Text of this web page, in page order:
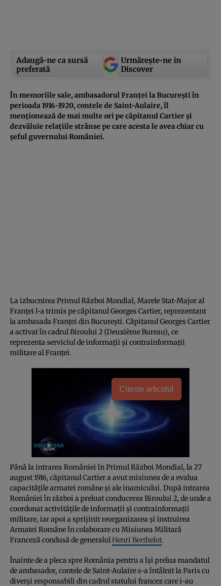
Adaugă-ne ca sursă
preferată
Urmărește-ne in
Discover
În memoriile sale, ambasadorul Franței la București în
perioada 1916-1920, contele de Saint-Aulaire, îl
menționează de mai multe ori pe căpitanul Cartier și
dezvăluie relațiile strânse pe care acesta le avea chiar cu
șeful guvernului României.
La izbucnirea Primul Război Mondial, Marele Stat-Major al
Franței l-a trimis pe căpitanul Georges Cartier, reprezentant
la ambasada Franței din București. Căpitanul Georges Cartier
a activat în cadrul Biroului 2 (Deuxième Bureau), ce
reprezenta serviciul de informații și contrainformații
militare al Franței.
Citește articolul
Până la intrarea României în Primul Război Mondial, la 27
august 1916, căpitanul Cartier a avut misiunea de a evalua
capacitățile armatei române și ale inamicului. După intrarea
României în război a preluat conducerea Biroului 2, de unde a
coordonat activitățile de informații și contrainformații
militare, iar apoi a sprijinit reorganizarea și instruirea
Armatei Române în colaborare cu Misiunea Militară
Franceză condusă de generalulHenri Berthelot.
Înainte de a pleca spre România pentru a își prelua mandatul
de ambasador, contele de Saint-Aulaire s-a întâlnit la Paris cu
diverși responsabili din cadrul statului francez care i-au